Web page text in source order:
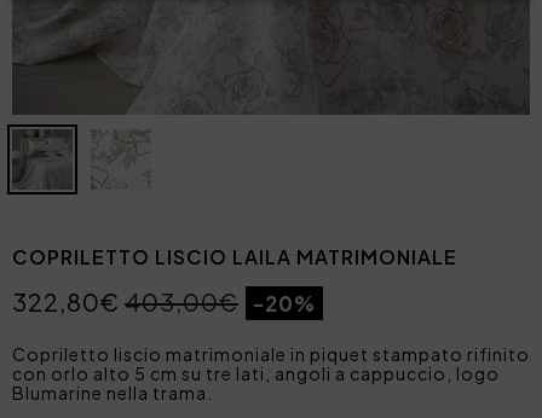
COPRILETTO LISCIO LAILA MATRIMONIALE
322,80€ 403,00€ -20%
Copriletto liscio matrimoniale in piquet stampato rifinito
con orlo alto 5 cm su tre lati, angoli a cappuccio, logo
Blumarine nella trama.